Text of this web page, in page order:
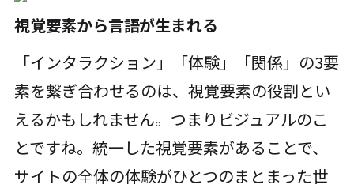
視覚要素から言語が生まれる
「インタラクション」「体験」「関係」の3要
素を繋ぎ合わせるのは、視覚要素の役割とい
えるかもしれません。つまりビジュアルのこ
とですね。統一した視覚要素があることで、
サイトの全体の体験がひとつのまとまった世